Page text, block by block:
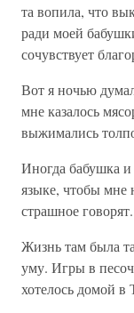
та вопила, что
ради моей
сочувствует
Вот я ночью
мне казалось
выжимались
Иногда бабушка
языке, чтобы мне
страшное говорят.
Жизнь там была
уму. Игры в
хотелось домой в